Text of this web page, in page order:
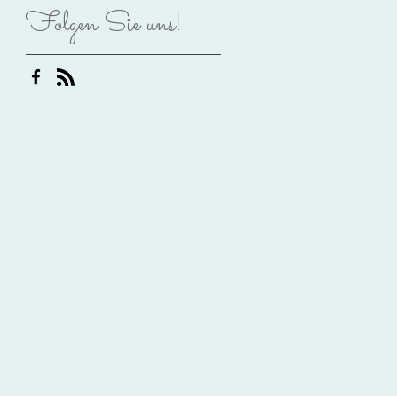
Folgen Sie uns!